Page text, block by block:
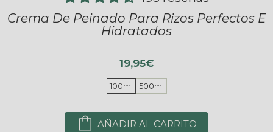
Crema De Peinado Para Rizos Perfectos E
Hidratados
19,95€
100ml 500ml
AÑADIR AL CARRITO